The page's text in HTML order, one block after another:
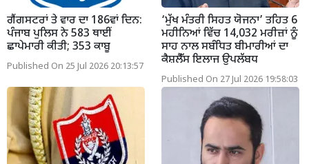
ਗੈਂਗਸਟਰਾਂ ਤੇ ਵਾਰ ਦਾ 186ਵਾਂ ਦਿਨ:
ਪੰਜਾਬ ਪੁਲਿਸ ਨੇ 583 ਥਾਈਂ
ਛਾਪੇਮਾਰੀ ਕੀਤੀ; 353 ਕਾਬੂ
Published On 25 Jul 2026 20:13:57
‘ਮੁੱਖ ਮੰਤਰੀ ਸਿਹਤ ਯੋਜਨਾ’ ਤਹਿਤ 6
ਮਹੀਨਿਆਂ ਵਿੱਚ 14,032 ਮਰੀਜ਼ਾਂ ਨੂੰ
ਸਾਹ ਨਾਲ ਸਬੰਧਿਤ ਬੀਮਾਰੀਆਂ ਦਾ
ਕੈਸ਼ਲੈੱਸ ਇਲਾਜ ਉਪਲੱਬਧ
Published On 27 Jul 2026 19:58:03